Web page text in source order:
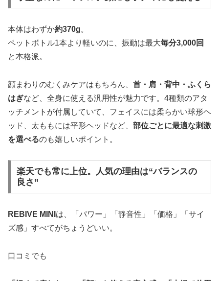
本体はわずか約370g。
ペットボトル1本より軽いのに、振動は最大毎分3,000回
と本格派。
顔まわりのむくみケアはもちろん、 首・肩・背中・ふくら
はぎなど、全身に使える汎用性が魅力です。4種類のアタ
ッチメントが付属していて、フェイスには柔らかい球形ヘ
ッド、太ももには平形ヘッドなど、 部位ごとに最適な刺激
を選べるのも嬉しいポイント。
楽天でも常に上位。人気の理由は“バランスの
良さ”
REBIVE MINI は、「パワー」「静音性」「価格」「サイ
ズ感」すべてがちょうどいい。
口コミでも